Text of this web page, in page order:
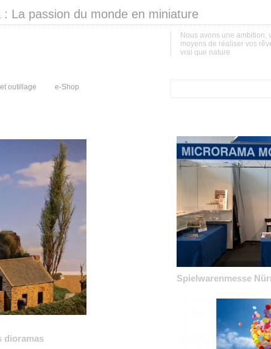
: La passion du monde en miniature
Nous avons une ambition,
moyens de réaliser vos
vrai que nature.
outillage e-Shop
dioramas
Spielwarenmesse